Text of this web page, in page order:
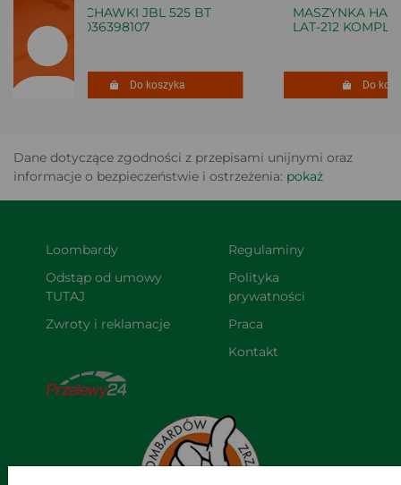
SŁUCHAWKI JBL 525 BT
050036398107
Do koszyka
MASZYNKA HAIR
LAT-212 KOMPLET
Do
Dane dotyczące zgodności z przepisami unijnymi oraz
informacje o bezpieczeństwie i ostrzeżenia: pokaż
Loombardy
Odstąp od umowy
TUTAJ
Zwroty i reklamacje
Regulaminy
Polityka
prywatności
Praca
Kontakt